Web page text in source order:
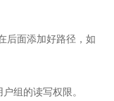
后面添加好路径，如
组的读写权限。